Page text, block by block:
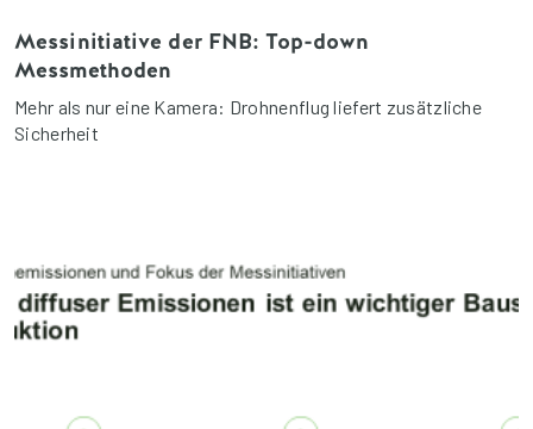
Messinitiative der FNB: Top-down
Messmethoden
Mehr als nur eine Kamera: Drohnenflug liefert zusätzliche
Sicherheit